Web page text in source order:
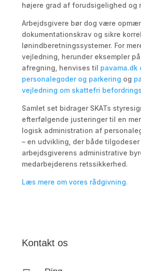
højere grad af forudsigelighed og
Arbejdsgivere bør dog være
dokumentationskrav og sikre
lønindberetningssystemer. For
vejledning, herunder eksempler
afregning, henvises til pavama.dk
personalegoder og parkering og
vejledning om skattefri
Samlet set bidrager SKATs
efterfølgende justeringer til en
logisk administration af
– en udvikling, der både tilgodeser
arbejdsgiverens administrative
medarbejderens retssikkerhed.
Læs mere om vores rådgivning.
Kontakt os